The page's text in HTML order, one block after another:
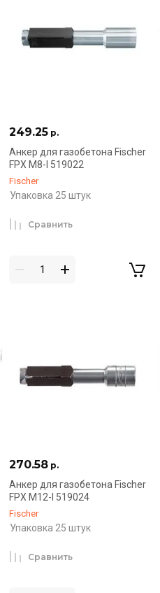
249.25 р.
Анкер для газобетона Fischer
FPX M8-I 519022
Fischer
Упаковка 25 штук
Сравнить
270.58 р.
Анкер для газобетона Fischer
FPX M12-I 519024
Fischer
Упаковка 25 штук
Сравнить